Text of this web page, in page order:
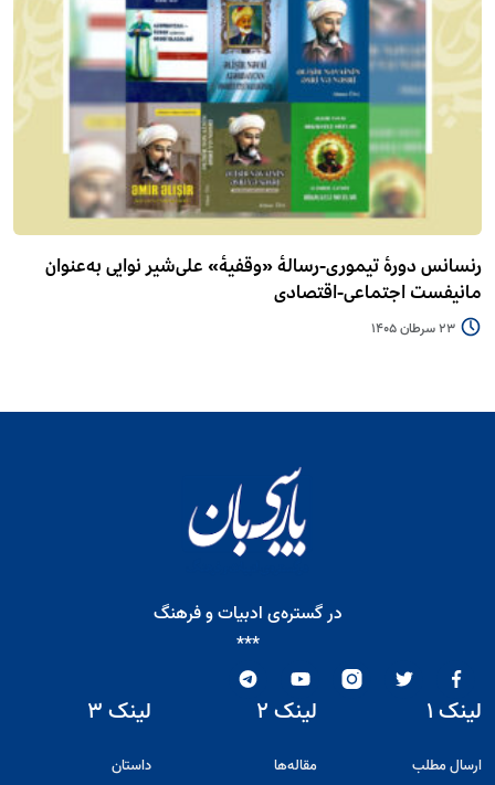
رنسانس دورۀ تیموری-رسالۀ «وقفیۀ» علی‌شیر نوایی به‌عنوان
مانیفست اجتماعی-اقتصادی
23 سرطان 1405
در گستره‌ی ادبیات و فرهنگ
***
لینک ۱
ارسال مطلب
لینک ۲
مقاله‌ها
لینک ۳
داستان